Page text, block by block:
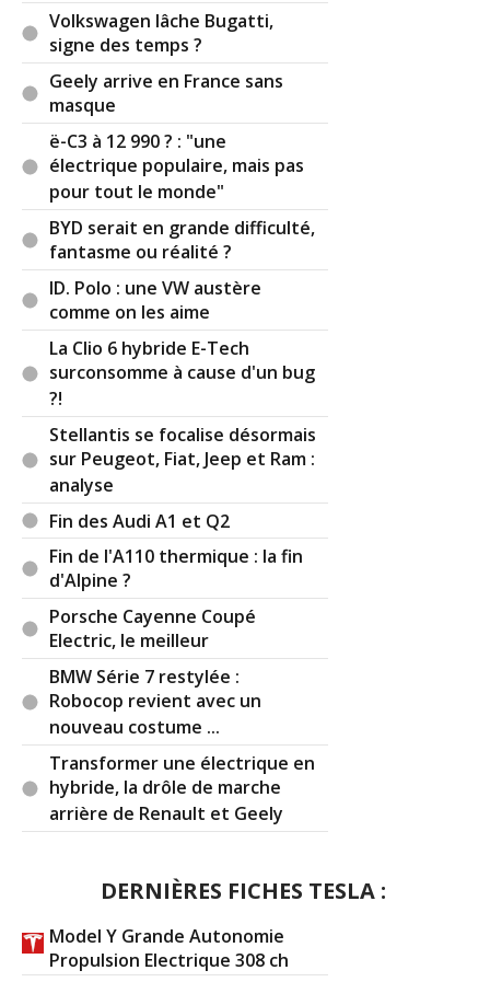
Volkswagen lâche Bugatti,
signe des temps ?
Geely arrive en France sans
masque
ë-C3 à 12 990 ? : "une
électrique populaire, mais pas
pour tout le monde"
BYD serait en grande difficulté,
fantasme ou réalité ?
ID. Polo : une VW austère
comme on les aime
La Clio 6 hybride E-Tech
surconsomme à cause d'un bug
?!
Stellantis se focalise désormais
sur Peugeot, Fiat, Jeep et Ram :
analyse
Fin des Audi A1 et Q2
Fin de l'A110 thermique : la fin
d'Alpine ?
Porsche Cayenne Coupé
Electric, le meilleur
BMW Série 7 restylée :
Robocop revient avec un
nouveau costume ...
Transformer une électrique en
hybride, la drôle de marche
arrière de Renault et Geely
DERNIÈRES FICHES TESLA :
Model Y Grande Autonomie
Propulsion Electrique 308 ch